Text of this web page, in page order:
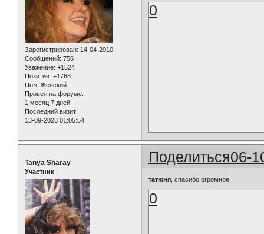
Зарегистрирован: 14-04-2010
Сообщений: 756
Уважение: +1524
Позитив: +1768
Пол: Женский
Провел на форуме:
1 месяц 7 дней
Последний визит:
13-09-2023 01:05:54
0
Поделиться06-
Tanya Sharay
Участник
татюня , спасибо огромное!
0